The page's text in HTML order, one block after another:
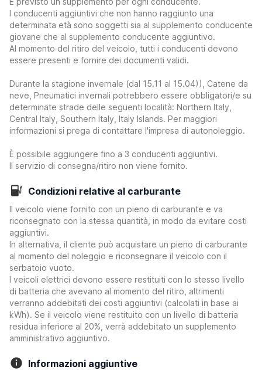
I conducenti aggiuntivi che non hanno raggiunto una
determinata età sono soggetti sia al supplemento conducente
giovane che al supplemento conducente aggiuntivo.
Al momento del ritiro del veicolo, tutti i conducenti devono
essere presenti e fornire dei documenti validi.
Durante la stagione invernale (dal 15.11 al 15.04)), Catene da
neve, Pneumatici invernali potrebbero essere obbligatori/e su
determinate strade delle seguenti località: Northern Italy,
Central Italy, Southern Italy, Italy Islands. Per maggiori
informazioni si prega di contattare l'impresa di autonoleggio.
È possibile aggiungere fino a 3 conducenti aggiuntivi.
Il servizio di consegna/ritiro non viene fornito.
Condizioni relative al carburante
Il veicolo viene fornito con un pieno di carburante e va
riconsegnato con la stessa quantità, in modo da evitare costi
aggiuntivi.
In alternativa, il cliente può acquistare un pieno di carburante
al momento del noleggio e riconsegnare il veicolo con il
serbatoio vuoto.
I veicoli elettrici devono essere restituiti con lo stesso livello
di batteria che avevano al momento del ritiro, altrimenti
verranno addebitati dei costi aggiuntivi (calcolati in base ai
kWh). Se il veicolo viene restituito con un livello di batteria
residua inferiore al 20%, verrà addebitato un supplemento
amministrativo aggiuntivo.
Informazioni aggiuntive